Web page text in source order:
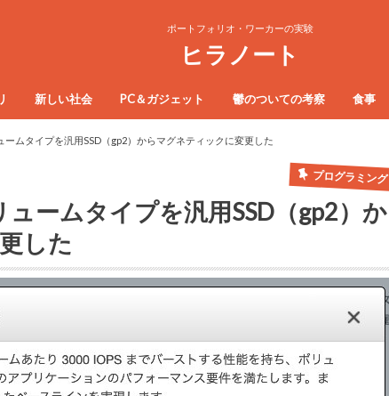
ポートフォリオ・ワーカーの実験
ヒラノート
新しい社会 PC＆ガジェット 鬱のついての考察 食事
ームタイプを汎用SSD（gp2）からマグネティックに変更した
プログラミング
ュームタイプを汎用SSD（gp2）か
した